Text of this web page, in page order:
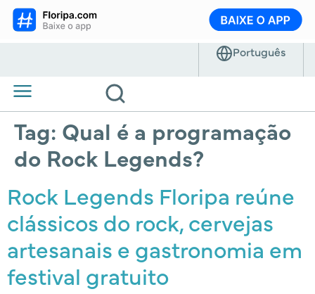
Tag: Qual é a programação
do Rock Legends?
Rock Legends Floripa reúne
clássicos do rock, cervejas
artesanais e gastronomia em
festival gratuito